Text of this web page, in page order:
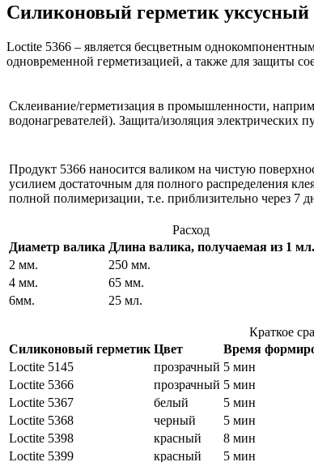
Силиконовый герметик
Loctite 5366 – является бесцветным
одновременной герметизацией, а также для защиты
Склеивание/герметизация в промышленности,
водонагревателей). Защита/изоляция электрических
Продукт 5366 наносится валиком на чистую
усилием достаточным для полного распределения
полной полимеризации, т.е. приблизительно через 7
Расход
Диаметр валика Длина валика, получаемая из 1
2 мм.
250 мм.
4 мм.
65 мм.
6мм.
25 мл.
Краткое
Силиконовый герметик Цвет Время
Loctite 5145
прозрачный 5 мин
Loctite 5366
прозрачный 5 мин
Loctite 5367
белый 5 мин
Loctite 5368
черный 5 мин
Loctite 5398
красный 8 мин
Loctite 5399
красный 5 мин